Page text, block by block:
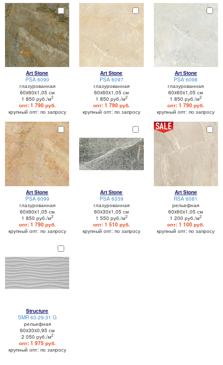
Art Stone
PSA 6090
глазурованная
60x60x1,05 см
1 850 руб./м2
опт: 1 790 руб.
крупный опт: по запросу
Art Stone
PSA 6097
глазурованная
60x60x1,05 см
1 850 руб./м2
опт: 1 790 руб.
крупный опт: по запросу
Art Stone
PSA 6098
глазурованная
60x60x1,05 см
1 850 руб./м2
опт: 1 790 руб.
крупный опт: по запросу
Art Stone
PSA 6099
глазурованная
60x60x1,05 см
1 850 руб./м2
опт: 1 790 руб.
крупный опт: по запросу
Art Stone
PSA 6339
глазурованная
60x30x1,05 см
1 550 руб./м2
опт: 1 510 руб.
крупный опт: по запросу
Art Stone
RSA 6081
рельефная
60x60x1,05 см
1 200 руб./м2
опт: 1 100 руб.
крупный опт: по запросу
Structure
SMR 63-29-31 G
рельефная
60x30x0,95 см
2 050 руб./м2
опт: 1 975 руб.
крупный опт: по запросу